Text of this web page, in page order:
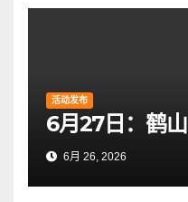
活动发布
6月27日：鹤山
6月 26, 2026